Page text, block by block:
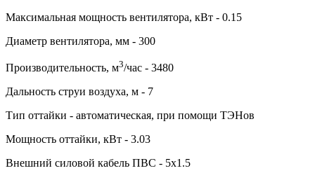
Максимальная мощность вентилятора, кВт - 0.15
Диаметр вентилятора, мм - 300
Производительность, м3/час - 3480
Дальность струи воздуха, м - 7
Тип оттайки - автоматическая, при помощи ТЭНов
Мощность оттайки, кВт - 3.03
Внешний силовой кабель ПВС - 5х1.5